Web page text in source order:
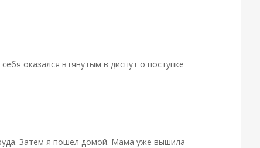
оказался втянутым в диспут о поступке
Затем я пошел домой. Мама уже вышила